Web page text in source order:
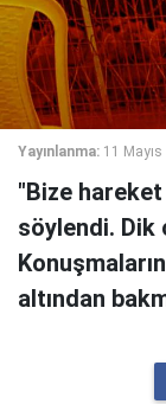
Yayınlanma: 11
"Bize
söylendi. Dik
altından